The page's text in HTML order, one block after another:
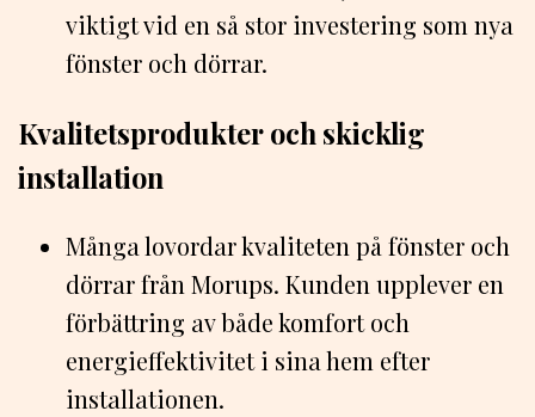
viktigt vid en så stor investering som nya
fönster och dörrar.
Kvalitetsprodukter och skicklig
installation
Många lovordar kvaliteten på fönster och
dörrar från Morups. Kunden upplever en
förbättring av både komfort och
energieffektivitet i sina hem efter
installationen.